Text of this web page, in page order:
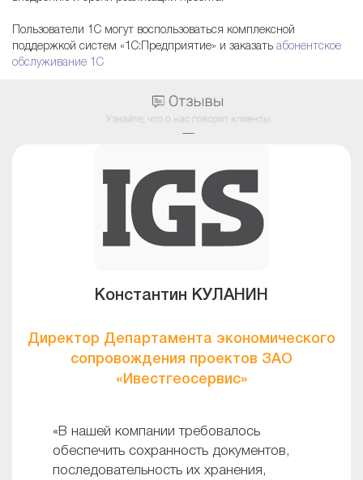
Пользователи 1С могут воспользоваться комплексной
поддержкой систем «1С:Предприятие» и заказать абонентское
обслуживание 1С
Константин КУЛАНИН
Директор Департамента экономического
сопровождения проектов ЗАО
«Ивестгеосервис»
«В нашей компании требовалось
обеспечить сохранность документов,
последовательность их хранения,